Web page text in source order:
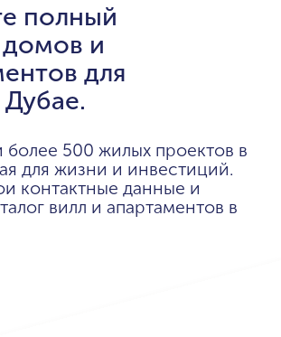
полный
домов и
для
500 жилых проектов в
для жизни и инвестиций.
контактные данные и
вилл и апартаментов в